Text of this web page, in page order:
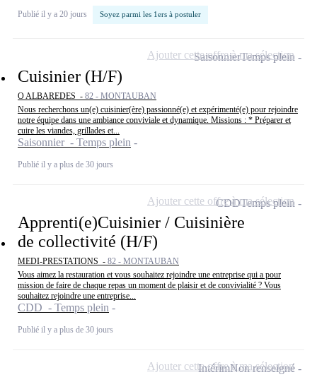
Publié il y a 20 jours Soyez parmi les 1ers à postuler
Cuisinier (H/F)
O ALBAREDES - 82 - MONTAUBAN
Nous recherchons un(e) cuisinier(ère) passionné(e) et expérimenté(e) pour rejoindre
notre équipe dans une ambiance conviviale et dynamique. Missions : * Préparer et
cuire les viandes, grillades et...
Saisonnier - Temps plein
Publié il y a plus de 30 jours
SaisonnierTemps plein
Ajouter cette offre à ma sélection
Apprenti(e)Cuisinier / Cuisinière
de collectivité (H/F)
MEDI-PRESTATIONS - 82 - MONTAUBAN
Vous aimez la restauration et vous souhaitez rejoindre une entreprise qui a pour
mission de faire de chaque repas un moment de plaisir et de convivialité ? Vous
souhaitez rejoindre une entreprise...
CDD - Temps plein
Publié il y a plus de 30 jours
CDDTemps plein
Ajouter cette offre à ma sélection
IntérimNon renseigné
Ajouter cette offre à ma sélection